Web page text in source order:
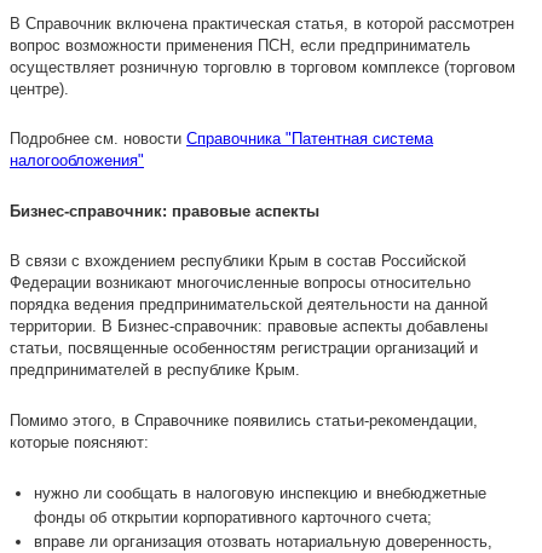
В Справочник включена практическая статья, в которой рассмотрен
вопрос возможности применения ПСН, если предприниматель
осуществляет розничную торговлю в торговом комплексе (торговом
центре).
Подробнее см. новости Справочника "Патентная система
налогообложения"
Бизнес-справочник: правовые аспекты
В связи с вхождением республики Крым в состав Российской
Федерации возникают многочисленные вопросы относительно
порядка ведения предпринимательской деятельности на данной
территории. В Бизнес-справочник: правовые аспекты добавлены
статьи, посвященные особенностям регистрации организаций и
предпринимателей в республике Крым.
Помимо этого, в Справочнике появились статьи-рекомендации,
которые поясняют:
нужно ли сообщать в налоговую инспекцию и внебюджетные
фонды об открытии корпоративного карточного счета;
вправе ли организация отозвать нотариальную доверенность,